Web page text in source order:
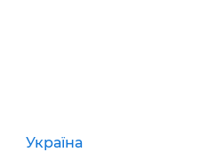
Україна